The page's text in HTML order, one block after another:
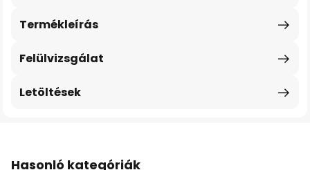
Termékleírás
Felülvizsgálat
Letöltések
Hasonló kategóriák